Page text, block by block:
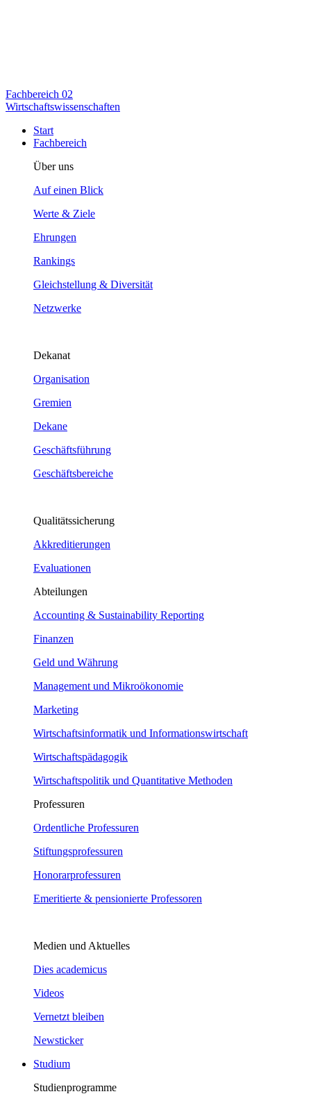
Fachbereich 02
Wirtschaftswissenschaften
Start
Fachbereich
Über uns
Auf einen Blick
Werte & Ziele
Ehrungen
Rankings
Gleichstellung & Diversität
Netzwerke
Dekanat
Organisation
Gremien
Dekane
Geschäftsführung
Geschäftsbereiche
Qualitätssicherung
Akkreditierungen
Evaluationen
Abteilungen
Accounting & Sustainability Reporting
Finanzen
Geld und Währung
Management und Mikroökonomie
Marketing
Wirtschaftsinformatik und Informationswirtschaft
Wirtschaftspädagogik
Wirtschaftspolitik und Quantitative Methoden
Professuren
Ordentliche Professuren
Stiftungsprofessuren
Honorarprofessuren
Emeritierte & pensionierte Professoren
Medien und Aktuelles
Dies academicus
Videos
Vernetzt bleiben
Newsticker
Studium
Studienprogramme